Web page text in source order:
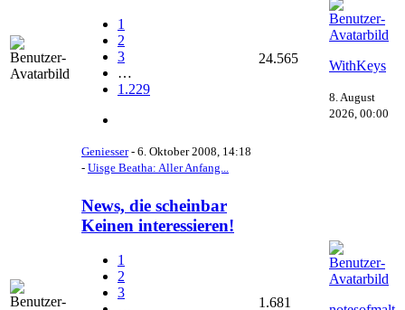
1
2
3
…
1.229
Geniesser- 6. Oktober 2008, 14:18
- Uisge Beatha: Aller Anfang...
24.565 WithKeys
8. August
2026, 00:00
News, die scheinbar
Keinen interessieren!
1
2
3
1.681